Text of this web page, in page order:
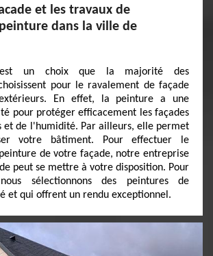
et les travaux de
dans la ville de
un choix que la majorité des
pour le ravalement de façade
En effet, la peinture a une
pour protéger efficacement les façades
et de l'humidité. Par ailleurs, elle permet
votre bâtiment. Pour effectuer le
de votre façade, notre entreprise
peut se mettre à votre disposition. Pour
sélectionnons des peintures de
et qui offrent un rendu exceptionnel.